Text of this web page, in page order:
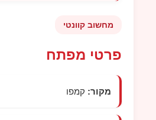
מחשוב קוונטי
פרטי מפתח
מקור:קמפו